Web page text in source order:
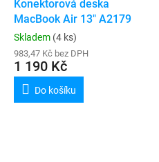
Konektorová deska
MacBook Air 13" A2179
Skladem (4 ks)
983,47 Kč bez DPH
1 190 Kč
Do košíku